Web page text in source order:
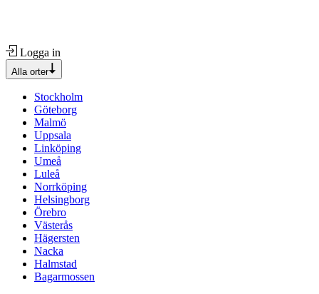
Logga in
Alla orter
Stockholm
Göteborg
Malmö
Uppsala
Linköping
Umeå
Luleå
Norrköping
Helsingborg
Örebro
Västerås
Hägersten
Nacka
Halmstad
Bagarmossen